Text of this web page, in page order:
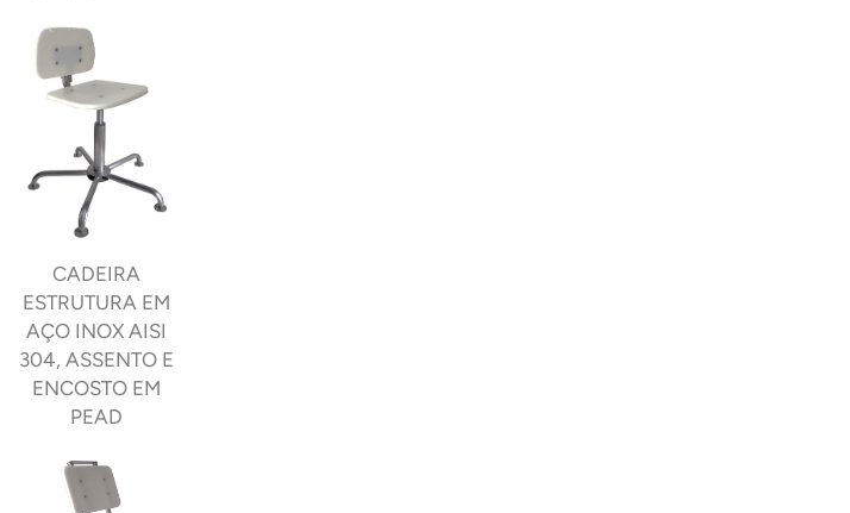
CADEIRA
ESTRUTURA EM
AÇO INOX AISI
304, ASSENTO E
ENCOSTO EM
PEAD